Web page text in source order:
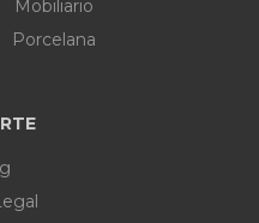
Mobiliario
Porcelana